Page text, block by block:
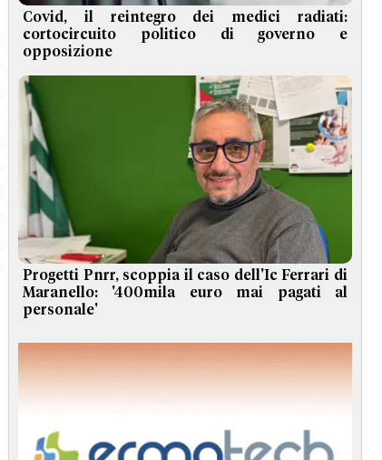
Covid, il reintegro dei medici radiati:
cortocircuito politico di governo e
opposizione
Progetti Pnrr, scoppia il caso dell'Ic Ferrari di
Maranello: '400mila euro mai pagati al
personale'